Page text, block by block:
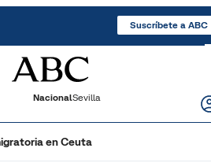
Suscríbete a ABC
NacionalSevilla
en Ceuta